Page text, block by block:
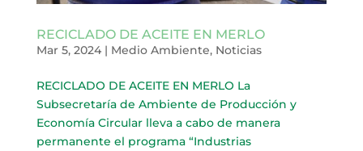
RECICLADO DE ACEITE EN MERLO
Mar 5, 2024| Medio Ambiente, Noticias
RECICLADO DE ACEITE EN MERLO La
Subsecretaría de Ambiente de Producción y
Economía Circular lleva a cabo de manera
permanente el programa “Industrias